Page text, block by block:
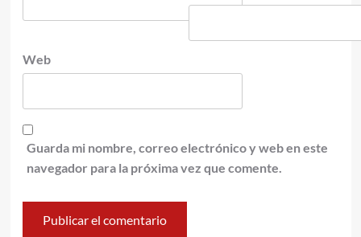
Web
Guarda mi nombre, correo electrónico y web en este
navegador para la próxima vez que comente.